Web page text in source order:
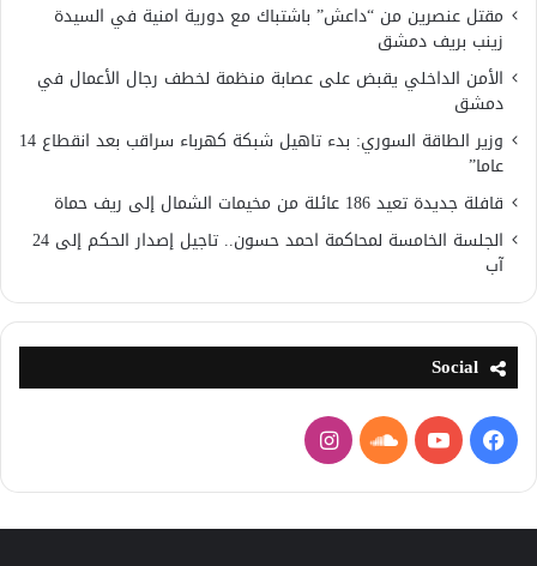
مقتل عنصرين من “داعش” باشتباك مع دورية امنية في السيدة
زينب بريف دمشق
الأمن الداخلي يقبض على عصابة منظمة لخطف رجال الأعمال في
دمشق
وزير الطاقة السوري: بدء تاهيل شبكة كهرباء سراقب بعد انقطاع 14
عاما”
قافلة جديدة تعيد 186 عائلة من مخيمات الشمال إلى ريف حماة
الجلسة الخامسة لمحاكمة احمد حسون.. تاجيل إصدار الحكم إلى 24
آب
Social
فيسبوكيوتيوبساوند
كلاود
انستقرام